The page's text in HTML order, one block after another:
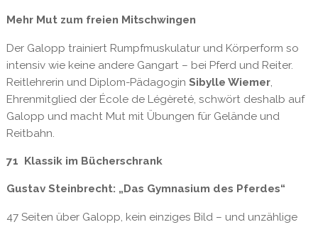
Mehr Mut zum freien Mitschwingen
Der Galopp trainiert Rumpfmuskulatur und Körperform so
intensiv wie keine andere Gangart – bei Pferd und Reiter.
Reitlehrerin und Diplom-Pädagogin Sibylle Wiemer,
Ehrenmitglied der École de Légèreté, schwört deshalb auf
Galopp und macht Mut mit Übungen für Gelände und
Reitbahn.
71 Klassik im Bücherschrank
Gustav Steinbrecht: „Das Gymnasium des Pferdes“
47 Seiten über Galopp, kein einziges Bild – und unzählige